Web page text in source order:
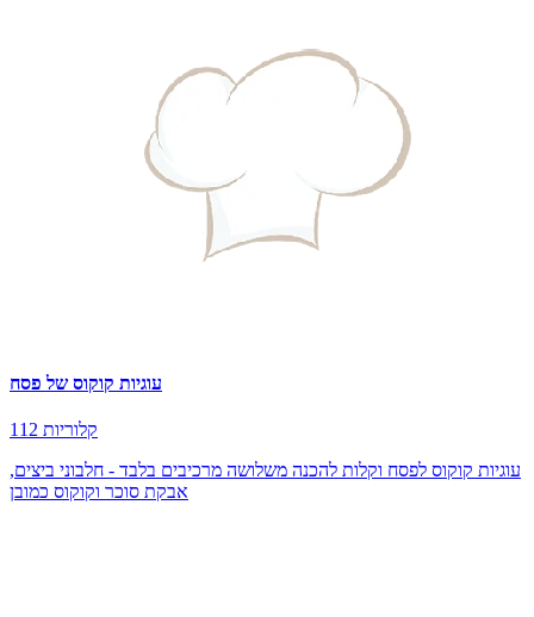
עוגיות קוקוס של פסח
112 קלוריות
עוגיות קוקוס לפסח וקלות להכנה משלושה מרכיבים בלבד - חלבוני ביצים,
אבקת סוכר וקוקוס כמובן